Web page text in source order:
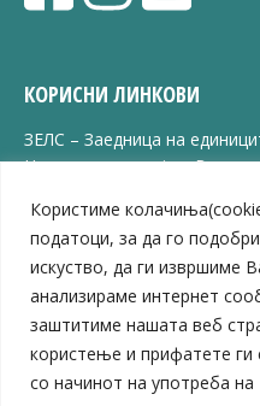
Користиме
податоци, за да го
искуство, да ги извршиме
анализираме интернет
заштитиме нашата веб
користење и прифатете ги
со начинот на употреба на
КОРИСНИ ЛИНКОВИ
ЗЕЛС – Заедница на
Центар за развој на
ЈПССО „Парк – спорт и
ЛБ „Гоце Делчев“
ЛУ „Народен Музеј“
Влада на Република
Собрание на Република
Министерство за финансии
Министерство за транспорт